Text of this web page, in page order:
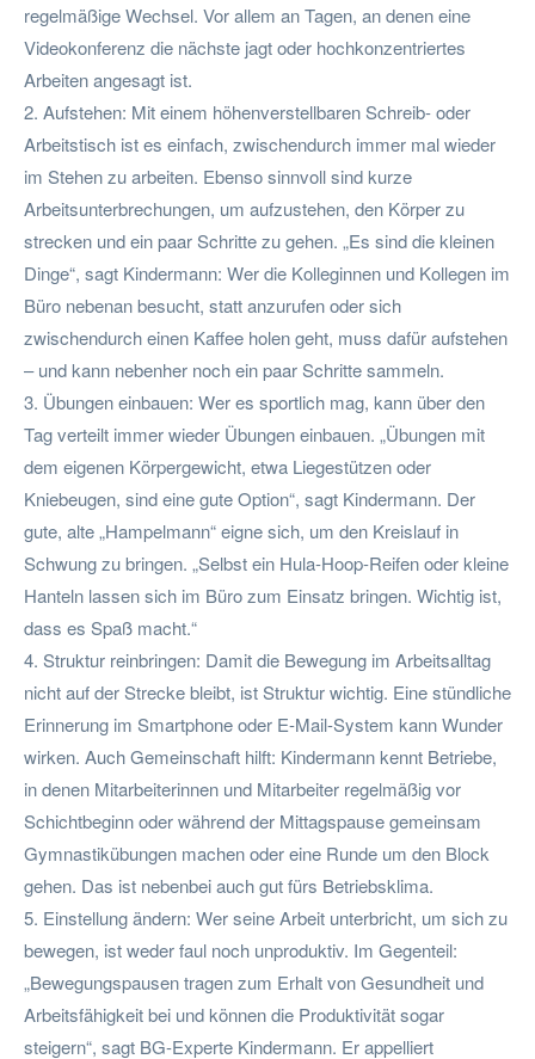
regelmäßige Wechsel. Vor allem an Tagen, an denen eine
Videokonferenz die nächste jagt oder hochkonzentriertes
Arbeiten angesagt ist.
2. Aufstehen: Mit einem höhenverstellbaren Schreib- oder
Arbeitstisch ist es einfach, zwischendurch immer mal wieder
im Stehen zu arbeiten. Ebenso sinnvoll sind kurze
Arbeitsunterbrechungen, um aufzustehen, den Körper zu
strecken und ein paar Schritte zu gehen. „Es sind die kleinen
Dinge“, sagt Kindermann: Wer die Kolleginnen und Kollegen im
Büro nebenan besucht, statt anzurufen oder sich
zwischendurch einen Kaffee holen geht, muss dafür aufstehen
– und kann nebenher noch ein paar Schritte sammeln.
3. Übungen einbauen: Wer es sportlich mag, kann über den
Tag verteilt immer wieder Übungen einbauen. „Übungen mit
dem eigenen Körpergewicht, etwa Liegestützen oder
Kniebeugen, sind eine gute Option“, sagt Kindermann. Der
gute, alte „Hampelmann“ eigne sich, um den Kreislauf in
Schwung zu bringen. „Selbst ein Hula-Hoop-Reifen oder kleine
Hanteln lassen sich im Büro zum Einsatz bringen. Wichtig ist,
dass es Spaß macht.“
4. Struktur reinbringen: Damit die Bewegung im Arbeitsalltag
nicht auf der Strecke bleibt, ist Struktur wichtig. Eine stündliche
Erinnerung im Smartphone oder E-Mail-System kann Wunder
wirken. Auch Gemeinschaft hilft: Kindermann kennt Betriebe,
in denen Mitarbeiterinnen und Mitarbeiter regelmäßig vor
Schichtbeginn oder während der Mittagspause gemeinsam
Gymnastikübungen machen oder eine Runde um den Block
gehen. Das ist nebenbei auch gut fürs Betriebsklima.
5. Einstellung ändern: Wer seine Arbeit unterbricht, um sich zu
bewegen, ist weder faul noch unproduktiv. Im Gegenteil:
„Bewegungspausen tragen zum Erhalt von Gesundheit und
Arbeitsfähigkeit bei und können die Produktivität sogar
steigern“, sagt BG-Experte Kindermann. Er appelliert